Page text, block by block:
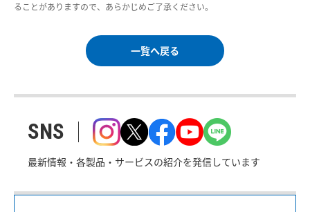
ることがありますので、あらかじめご了承ください。
一覧へ戻る
SNS
最新情報・各製品・サービスの紹介を発信しています